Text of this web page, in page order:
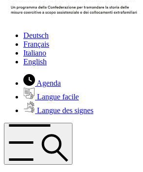
Deutsch
Français
Italiano
English
Agenda
Langue facile
Langue des signes